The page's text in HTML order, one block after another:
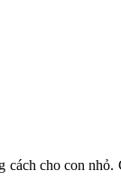
cách cho con